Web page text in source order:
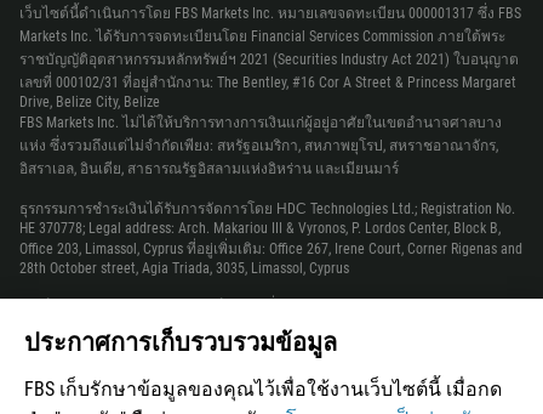
เว็บไซต์นี้ดำเนินการโดย FBS Markets Inc. หมายเลขจดทะเบียน 000001317 ซึ่ง FBS
Markets Inc. ได้รับการจดทะเบียนโดย Financial Services Commission ภายใต้พระ
ราชบัญญัติอุตสาหกรรมหลักทรัพย์ฯ 2021 (Securities Industry Act 2021) ใบอนุญาต
เลขที่ 000102/31 ที่อยู่สำนักงาน: The Bentley, #16 Cor A Street & Princess Margaret
Drive, Belize City, Belize
FBS Markets Inc. ไม่ได้ให้บริการทางการเงินแก่ผู้อยู่อาศัยในเขตอำนาจศาลบาง
แห่ง ซึ่งรวมถึงแต่ไม่จำกัดเพียง: สหรัฐอเมริกา, สหภาพยุโรป, สหราชอาณาจักร,
อิสราเอล, อินเดีย, สาธารณรัฐอิสลามแห่งอิหร่าน และเมียนมาร์
ธุรกรรมการชำระเงินได้รับการจัดการโดย НDС Technologies Ltd.; Registration No.
HE 370778; Legal address: Arch. Makariou III & Vyronos, P. Lordos Center, Block B,
Office 203, Limassol, Cyprus ที่อยู่เพิ่มเติม: Office 267, Irene Court, Corner Rigenas and
28th October street, Agia Triada, 3035, Limassol, Cyprus
สำหรับความร่วมมือ กรุณาติดต่อเราผ่าน support@fbs.com
ตลาดค่าเงินเพื่อเทรดบน margin ดังนั้นคุณควรมีประสบการณ์ก่อนที่จะลงทุน
ประกาศการเก็บรวบรวมข้อมูล
FBS เก็บรักษาข้อมูลของคุณไว้เพื่อใช้งานเว็บไซต์นี้ เมื่อกด
350
299
1473
590
1671
502
224
592
509